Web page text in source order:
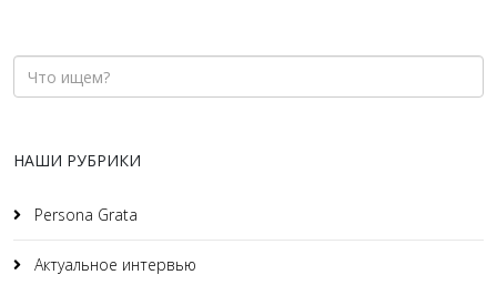
НАШИ РУБРИКИ
Persona Grata
Актуальное интервью